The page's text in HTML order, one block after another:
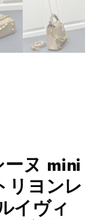
ヌ mini
リヨンレ
イヴィ